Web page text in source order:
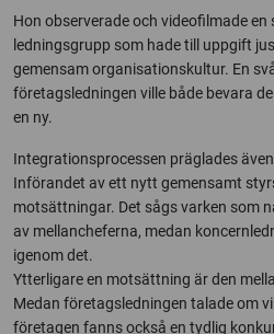
Hon observerade och videofilmade en
ledningsgrupp som hade till uppgift
gemensam organisationskultur. En
företagsledningen ville både bevara
en ny.
Integrationsprocessen präglades
Införandet av ett nytt gemensamt
motsättningar. Det sågs varken som
av mellancheferna, medan
igenom det.
Ytterligare en motsättning är den
Medan företagsledningen talade om
företagen fanns också en tydlig